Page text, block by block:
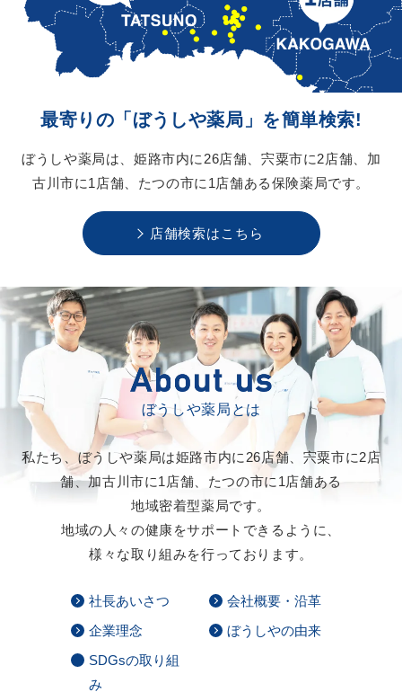
最寄りの「ぼうしや薬局」を簡単検索!
ぼうしや薬局は、 姫路市内に26店舗、 宍粟市に2店舗、 加
古川市に1店舗、 たつの市に1店舗ある保険薬局です。
店舗検索はこちら
ぼうしや薬局とは
私たち、ぼうしや薬局は姫路市内に26店舗、 宍粟市に2店
舗、加古川市に1店舗、 たつの市に1店舗ある
地域密着型薬局です。
地域の人々の健康をサポートできるように、
様々な取り組みを行っております。
社長あいさつ
会社概要・沿革
企業理念
ぼうしやの由来
SDGsの取り組
み